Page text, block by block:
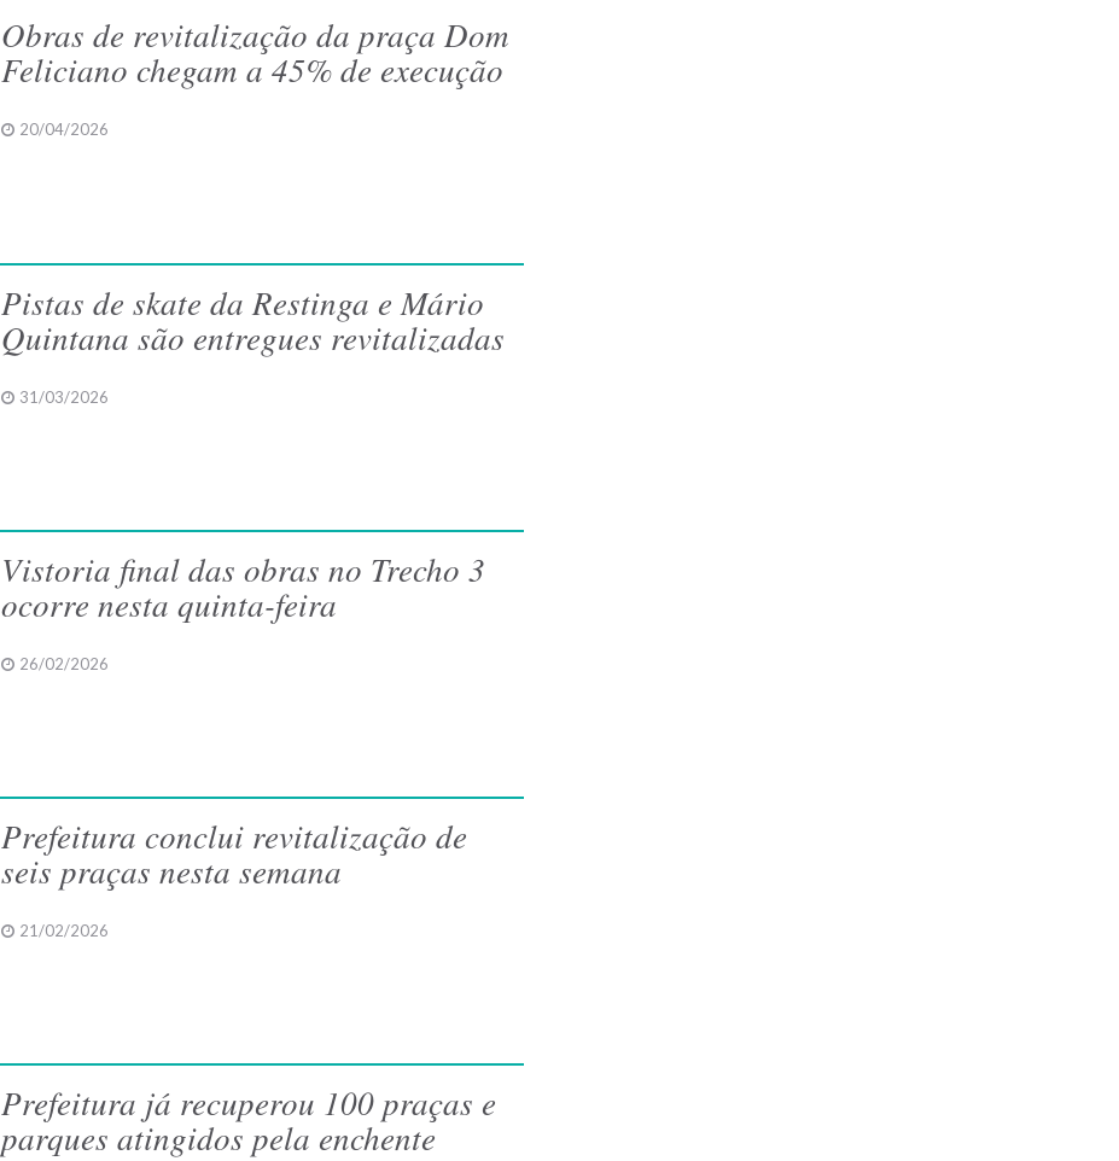
Obras de revitalização da praça Dom
Feliciano chegam a 45% de execução
20/04/2026
Pistas de skate da Restinga e Mário
Quintana são entregues revitalizadas
31/03/2026
Vistoria final das obras no Trecho 3
ocorre nesta quinta-feira
26/02/2026
Prefeitura conclui revitalização de
seis praças nesta semana
21/02/2026
Prefeitura já recuperou 100 praças e
parques atingidos pela enchente